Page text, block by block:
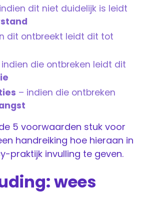
dit niet duidelijk is leidt
dit ontbreekt leidt dit tot
indien die ontbreken leidt dit
– indien die ontbreken
5 voorwaarden stuk voor
handreiking hoe hieraan in
praktijk invulling te geven.
wees